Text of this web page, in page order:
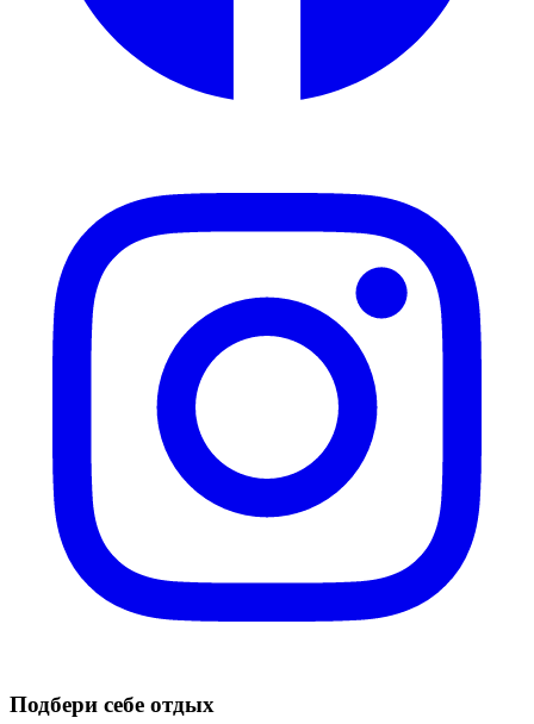
Подбери себе отдых